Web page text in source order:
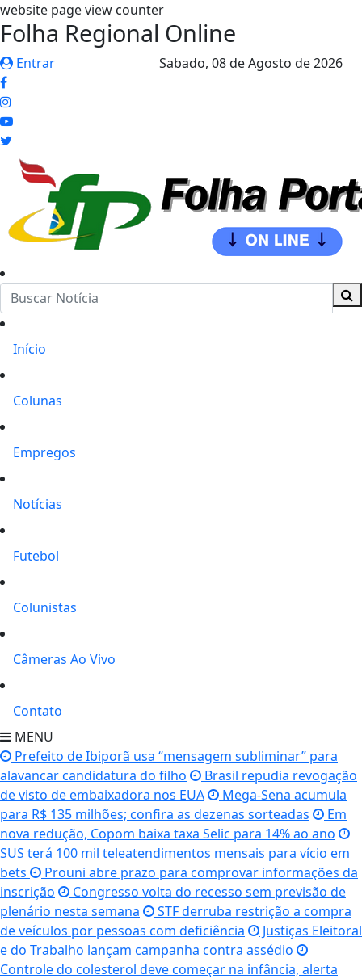
website page view counter
Folha Regional Online
Entrar Sabado, 08 de Agosto de 2026
Início
Colunas
Empregos
Notícias
Futebol
Colunistas
Câmeras Ao Vivo
Contato
MENU
Prefeito de Ibiporã usa “mensagem subliminar” para
alavancar candidatura do filho
Brasil repudia revogação
de visto de embaixadora nos EUA
Mega-Sena acumula
para R$ 135 milhões; confira as dezenas sorteadas
Em
nova redução, Copom baixa taxa Selic para 14% ao ano
SUS terá 100 mil teleatendimentos mensais para vício em
bets
Prouni abre prazo para comprovar informações da
inscrição
Congresso volta do recesso sem previsão de
plenário nesta semana
STF derruba restrição a compra
de veículos por pessoas com deficiência
Justiças Eleitoral
e do Trabalho lançam campanha contra assédio
Controle do colesterol deve começar na infância, alerta